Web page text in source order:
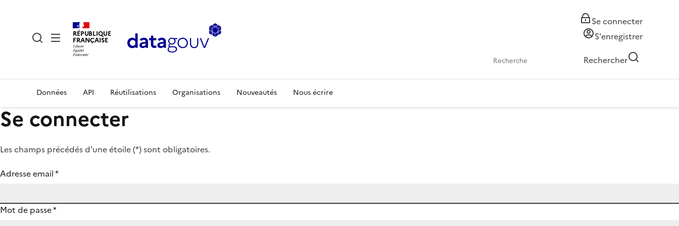
RÉPUBLIQUE
FRANÇAISE
Se connecter
S'enregistrer
Rechercher
Données API Réutilisations Organisations Nouveautés Nous écrire
Se connecter
Les champs précédés d'une étoile (*) sont obligatoires.
Adresse email*
Mot de passe*